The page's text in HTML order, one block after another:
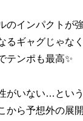
のインパクトが
るギャグじゃな
テンポも最高✨
がいない…とい
から予想外の展